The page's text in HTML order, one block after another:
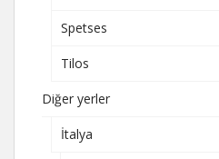
Spetses
Tilos
Diğer yerler
İtalya